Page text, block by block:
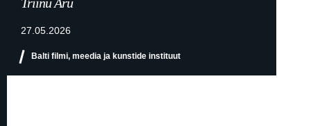
27.05.2026
Balti filmi, meedia ja kunstide instituut